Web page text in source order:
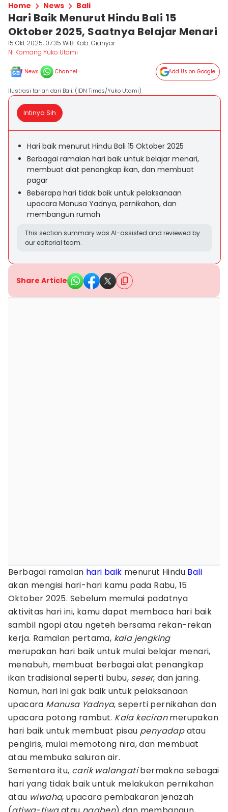
Home News Bali
Hari Baik Menurut Hindu Bali 15
Oktober 2025, Saatnya Belajar Menari
15 Okt 2025, 07:35 WIB Kab. Gianyar
Ni Komang Yuko Utami
News Channel Add Us on Google
Ilustrasi tarian dari Bali. (IDN Times/Yuko Utami)
Intinya Sih
Hari baik menurut Hindu Bali 15 Oktober 2025
Berbagai ramalan hari baik untuk belajar menari,
membuat alat penangkap ikan, dan membuat
pagar
Beberapa hari tidak baik untuk pelaksanaan
upacara Manusa Yadnya, pernikahan, dan
membangun rumah
This section summary was AI-assisted and reviewed by
our editorial team.
Share Article
Berbagai ramalan hari baik menurut Hindu Bali
akan mengisi hari-hari kamu pada Rabu, 15
Oktober 2025. Sebelum memulai padatnya
aktivitas hari ini, kamu dapat membaca hari baik
sambil ngopi atau ngeteh bersama rekan-rekan
kerja. Ramalan pertama, kala jengking
merupakan hari baik untuk mulai belajar menari,
menabuh, membuat berbagai alat penangkap
ikan tradisional seperti bubu, seser, dan jaring.
Namun, hari ini gak baik untuk pelaksanaan
upacara Manusa Yadnya, seperti pernikahan dan
upacara potong rambut. Kala keciranmerupakan
hari baik untuk membuat pisau penyadapatau
pengiris, mulai memotong nira, dan membuat
atau membuka saluran air.
Sementara itu, carik walangatibermakna sebagai
hari yang tidak baik untuk melakukan pernikahan
atau wiwaha, upacara pembakaran jenazah